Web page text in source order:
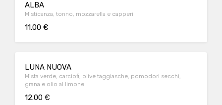
ALBA
Misticanza, tonno, mozzarella e capperi
11.00 €
LUNA NUOVA
Mista verde, carciofi, olive taggiasche, pomodori secchi,
grana e olio al limone
12.00 €